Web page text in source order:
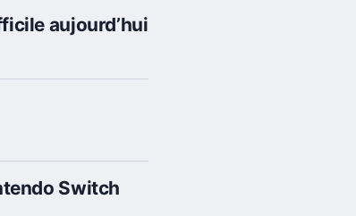
aujourd’hui
Switch